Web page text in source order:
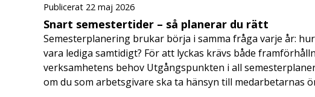
Publicerat 22 maj 2026
Snart semestertider – så planerar du rätt
Semesterplanering brukar börja i samma fråga varje år:
vara lediga samtidigt? För att lyckas krävs både
verksamhetens behov Utgångspunkten i all
om du som arbetsgivare ska ta hänsyn till medarbetarnas